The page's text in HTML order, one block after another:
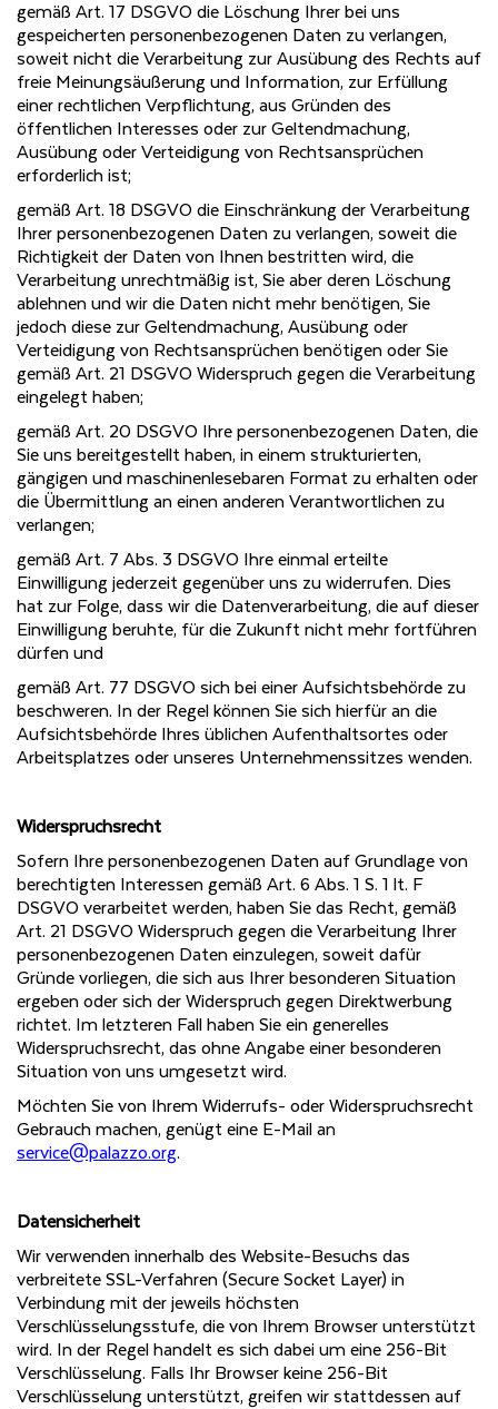
gemäß Art. 17 DSGVO die Löschung Ihrer bei uns
gespeicherten personenbezogenen Daten zu verlangen,
soweit nicht die Verarbeitung zur Ausübung des Rechts auf
freie Meinungsäußerung und Information, zur Erfüllung
einer rechtlichen Verpflichtung, aus Gründen des
öffentlichen Interesses oder zur Geltendmachung,
Ausübung oder Verteidigung von Rechtsansprüchen
erforderlich ist;
gemäß Art. 18 DSGVO die Einschränkung der Verarbeitung
Ihrer personenbezogenen Daten zu verlangen, soweit die
Richtigkeit der Daten von Ihnen bestritten wird, die
Verarbeitung unrechtmäßig ist, Sie aber deren Löschung
ablehnen und wir die Daten nicht mehr benötigen, Sie
jedoch diese zur Geltendmachung, Ausübung oder
Verteidigung von Rechtsansprüchen benötigen oder Sie
gemäß Art. 21 DSGVO Widerspruch gegen die Verarbeitung
eingelegt haben;
gemäß Art. 20 DSGVO Ihre personenbezogenen Daten, die
Sie uns bereitgestellt haben, in einem strukturierten,
gängigen und maschinenlesebaren Format zu erhalten oder
die Übermittlung an einen anderen Verantwortlichen zu
verlangen;
gemäß Art. 7 Abs. 3 DSGVO Ihre einmal erteilte
Einwilligung jederzeit gegenüber uns zu widerrufen. Dies
hat zur Folge, dass wir die Datenverarbeitung, die auf dieser
Einwilligung beruhte, für die Zukunft nicht mehr fortführen
dürfen und
gemäß Art. 77 DSGVO sich bei einer Aufsichtsbehörde zu
beschweren. In der Regel können Sie sich hierfür an die
Aufsichtsbehörde Ihres üblichen Aufenthaltsortes oder
Arbeitsplatzes oder unseres Unternehmenssitzes wenden.
Widerspruchsrecht
Sofern Ihre personenbezogenen Daten auf Grundlage von
berechtigten Interessen gemäß Art. 6 Abs. 1 S. 1 lt. F
DSGVO verarbeitet werden, haben Sie das Recht, gemäß
Art. 21 DSGVO Widerspruch gegen die Verarbeitung Ihrer
personenbezogenen Daten einzulegen, soweit dafür
Gründe vorliegen, die sich aus Ihrer besonderen Situation
ergeben oder sich der Widerspruch gegen Direktwerbung
richtet. Im letzteren Fall haben Sie ein generelles
Widerspruchsrecht, das ohne Angabe einer besonderen
Situation von uns umgesetzt wird.
Möchten Sie von Ihrem Widerrufs- oder Widerspruchsrecht
Gebrauch machen, genügt eine E-Mail an
service@palazzo.org.
Datensicherheit
Wir verwenden innerhalb des Website-Besuchs das
verbreitete SSL-Verfahren (Secure Socket Layer) in
Verbindung mit der jeweils höchsten
Verschlüsselungsstufe, die von Ihrem Browser unterstützt
wird. In der Regel handelt es sich dabei um eine 256-Bit
Verschlüsselung. Falls Ihr Browser keine 256-Bit
Verschlüsselung unterstützt, greifen wir stattdessen auf